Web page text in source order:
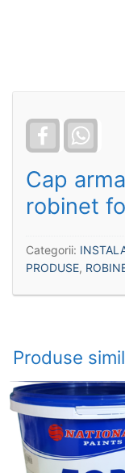
Facebook
Cap
robinet
Categorii:
PRODUSE,
Produse